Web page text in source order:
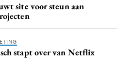
site voor steun aan
stapt over van Netflix